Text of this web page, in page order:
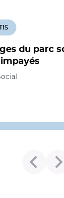
du parc